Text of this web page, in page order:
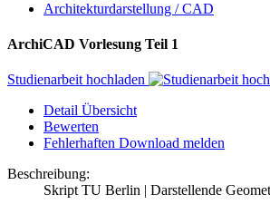
Architekturdarstellung / CAD
ArchiCAD Vorlesung Teil 1
Studienarbeit hochladen
Detail Übersicht
Bewerten
Fehlerhaften Download melden
Beschreibung:
Skript TU Berlin | Darstellende